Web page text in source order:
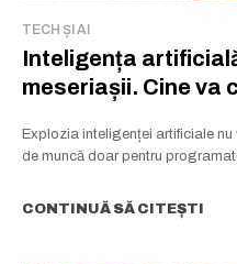
TECH ȘI AI
Inteligența
meseriașii. Cine va
Explozia inteligenței artificiale
de muncă doar pentru
CONTINUĂ SĂ CITEȘTI